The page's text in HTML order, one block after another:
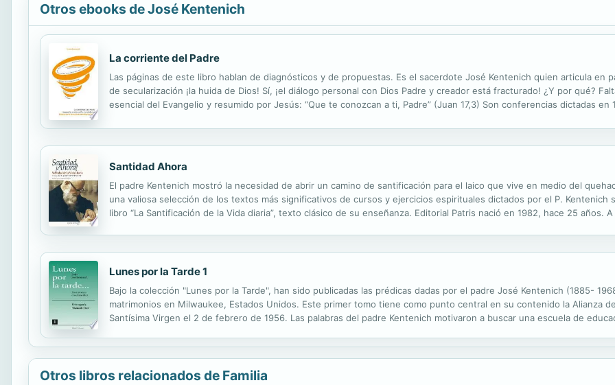
Otros ebooks de José Kentenich
La corriente del Padre
Las páginas de este libro hablan de diagnósticos y de propuestas. Es el sacerdote José Kentenich quien articula en
de secularización ¡la huida de Dios! Sí, ¡el diálogo personal con Dios Padre y creador está fracturado! ¿Y por qué?
esencial del Evangelio y resumido por Jesús: “Que te conozcan a ti, Padre” (Juan 17,3) Son conferencias dictadas
Santidad Ahora
El padre Kentenich mostró la necesidad de abrir un camino de santificación para el laico que vive en medio del
una valiosa selección de los textos más significativos de cursos y ejercicios espirituales dictados por el P.
libro “La Santificación de la Vida diaria”, texto clásico de su enseñanza. Editorial Patris nació en 1982, hace 25 años.
Lunes por la Tarde 1
Bajo la colección "Lunes por la Tarde", han sido publicadas las prédicas dadas por el padre José Kentenich (1885-
matrimonios en Milwaukee, Estados Unidos. Este primer tomo tiene como punto central en su contenido la Alianza
Santísima Virgen el 2 de febrero de 1956. Las palabras del padre Kentenich motivaron a buscar una escuela de
Otros libros relacionados de Familia